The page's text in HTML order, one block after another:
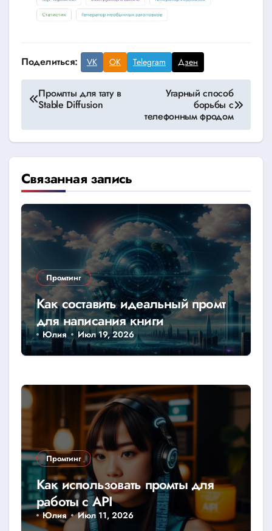
Поделиться: VK OK Telegram Дзен
Навигация
записям
Промпты для тату в
Stable Diffusion
Угарный способ
борьбы с
телефонным фродом
Связанная запись
Промтинг
Как составить идеальный промт
для написания книги
Юлия Июл 19, 2026
Промтинг
Как использовать промты для
работы с API
Юлия Июл 11, 2026